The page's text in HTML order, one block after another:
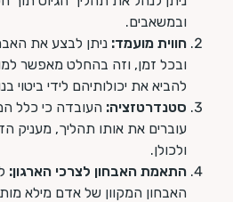
ובמשאבים.
חווית מועמד: ניתן לבצע את
ובכל זמן, וזה בהחלט מאפשר
להביא את יכולותיהם לידי ביטוי
סטנדרטזציה: העובדה כי כלל
עוברים את אותו תהליך, מעניק
ולכולן.
התאמת האבחון לצרכי הארגון:
האבחון המקוון של אדם מילא